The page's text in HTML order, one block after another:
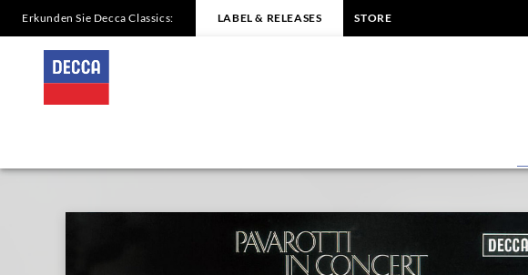
Pavarotti
|
Decca
Erkunden Sie Decca Classics: LABEL & RELEASES STORE